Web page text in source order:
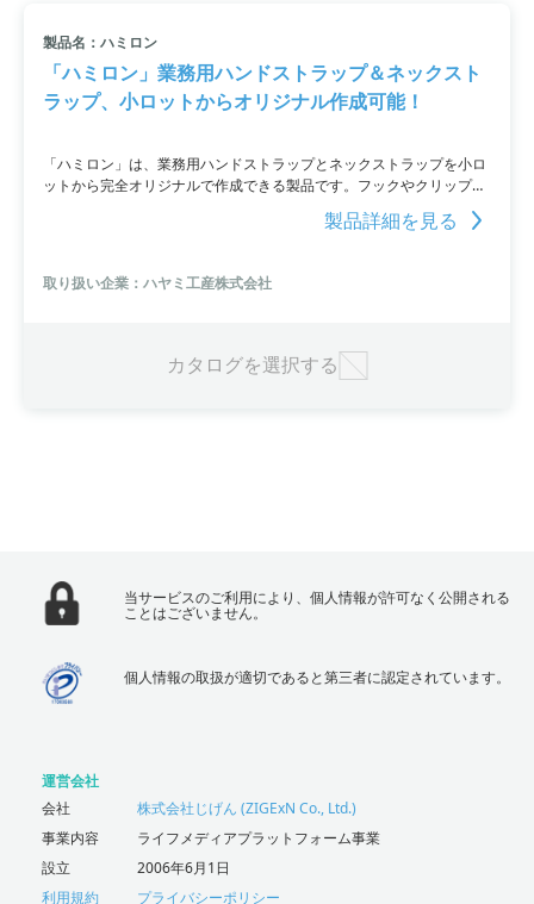
製品名：ハミロン
「ハミロン」業務用ハンドストラップ＆ネックスト
ラップ、小ロットからオリジナル作成可能！
「ハミロン」は、業務用ハンドストラップとネックストラップを小ロ
ットから完全オリジナルで作成できる製品です。フックやクリップと
いったオプションも取り付け可能で、環境負荷物質調査にも対応して
います。さまざまな幅と素材のテープや各種パーツも取り揃えてお
製品詳細を見る
取り扱い企業：ハヤミ工産株式会社
カタログを選択する
当サービスのご利用により、個人情報が許可なく公開される
ことはございません。
個人情報の取扱が適切であると第三者に認定されています。
運営会社
会社
株式会社じげん (ZIGExN Co., Ltd.)
事業内容
ライフメディアプラットフォーム事業
設立
2006年6月1日
利用規約
プライバシーポリシー